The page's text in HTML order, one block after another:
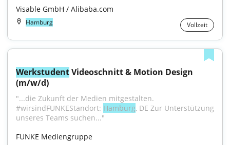
Visable GmbH / Alibaba.com
Hamburg Vollzeit
Werkstudent Videoschnitt & Motion Design
(m/w/d)
"...die Zukunft der Medien mitgestalten.
#wirsindFUNKEStandort: Hamburg, DE Zur Unterstützung
unseres Teams suchen..."
FUNKE Mediengruppe